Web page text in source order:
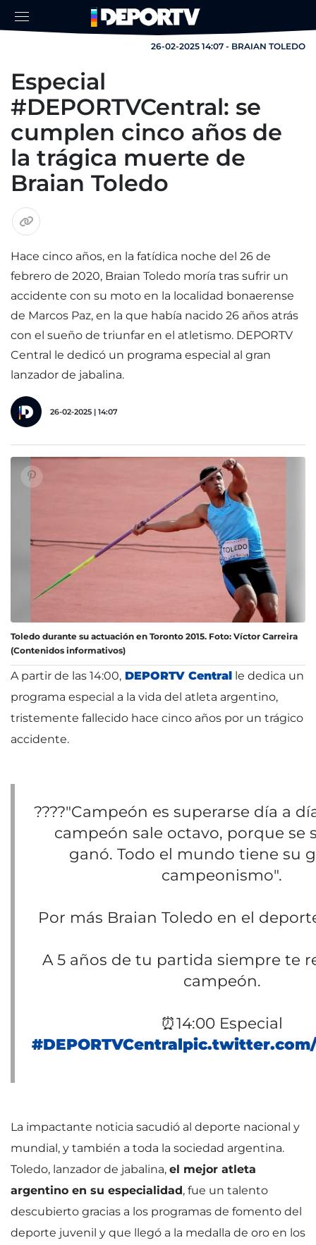
26-02-2025 14:07 - BRAIAN TOLEDO
Especial
#DEPORTVCentral: se
cumplen cinco años de
la trágica muerte de
Braian Toledo
Hace cinco años, en la fatídica noche del 26 de
febrero de 2020, Braian Toledo moría tras sufrir un
accidente con su moto en la localidad bonaerense
de Marcos Paz, en la que había nacido 26 años atrás
con el sueño de triunfar en el atletismo. DEPORTV
Central le dedicó un programa especial al gran
lanzador de jabalina.
26-02-2025 | 14:07
Toledo durante su actuación en Toronto 2015. Foto: Víctor Carreira
(Contenidos informativos)
A partir de las 14:00, DEPORTV Central le dedica un
programa especial a la vida del atleta argentino,
tristemente fallecido hace cinco años por un trágico
accidente.
????️"Campeón es superarse día a
campeón sale octavo, porque se
ganó. Todo el mundo tiene su
campeonismo".
Por más Braian Toledo en el
A 5 años de tu partida siempre te
campeón.
⏰14:00 Especial
#DEPORTVCentral
La impactante noticia sacudió al deporte nacional y
mundial, y también a toda la sociedad argentina.
Toledo, lanzador de jabalina, el mejor atleta
argentino en su especialidad, fue un talento
descubierto gracias a los programas de fomento del
deporte juvenil y que llegó a la medalla de oro en los